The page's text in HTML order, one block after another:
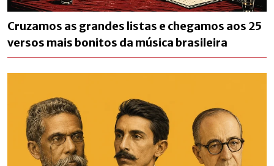
Cruzamos as grandes listas e chegamos aos 25
versos mais bonitos da música brasileira